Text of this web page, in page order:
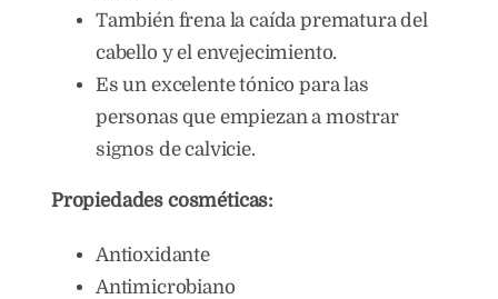
También frena la caída prematura del
cabello y el envejecimiento.
Es un excelente tónico para las
personas que empiezan a mostrar
signos de calvicie.
Propiedades cosméticas:
Antioxidante
Antimicrobiano